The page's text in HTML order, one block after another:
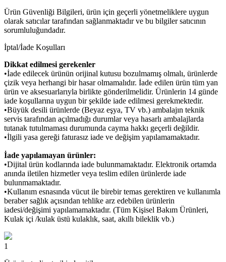
Ürün Güvenliği Bilgileri, ürün için geçerli yönetmeliklere uygun
olarak satıcılar tarafından sağlanmaktadır ve bu bilgiler satıcının
sorumluluğundadır.
İptal/İade Koşulları
Dikkat edilmesi gerekenler
•İade edilecek ürünün orijinal kutusu bozulmamış olmalı, ürünlerde
çizik veya herhangi bir hasar olmamalıdır. İade edilen ürün tüm yan
ürün ve aksesuarlarıyla birlikte gönderilmelidir. Ürünlerin 14 günde
iade koşullarına uygun bir şekilde iade edilmesi gerekmektedir.
•Büyük desili ürünlerde (Beyaz eşya, TV vb.) ambalajın teknik
servis tarafından açılmadığı durumlar veya hasarlı ambalajlarda
tutanak tutulmaması durumunda cayma hakkı geçerli değildir.
•İlgili yasa gereği faturasız iade ve değişim yapılamamaktadır.
İade yapılamayan ürünler:
•Dijital ürün kodlarında iade bulunmamaktadır. Elektronik ortamda
anında iletilen hizmetler veya teslim edilen ürünlerde iade
bulunmamaktadır.
•Kullanım esnasında vücut ile birebir temas gerektiren ve kullanımla
beraber sağlık açısından tehlike arz edebilen ürünlerin
iadesi/değişimi yapılamamaktadır. (Tüm Kişisel Bakım Ürünleri,
Kulak içi /kulak üstü kulaklık, saat, akıllı bileklik vb.)
1